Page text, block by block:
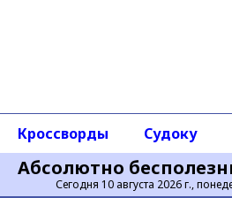
Абсолютно
Сегодня 10 августа 2026 г.,
Кроссворды Судоку